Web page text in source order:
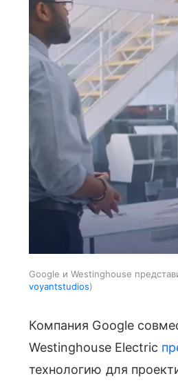
Google и Westinghouse
voyantstudios
Компания Google
Westinghouse Electric
технологию для